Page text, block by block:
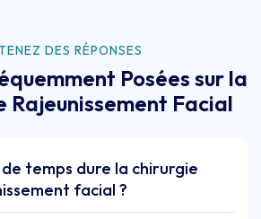
DES RÉPONSES
Posées sur la
Rajeunissement Facial
temps dure la chirurgie
facial ?